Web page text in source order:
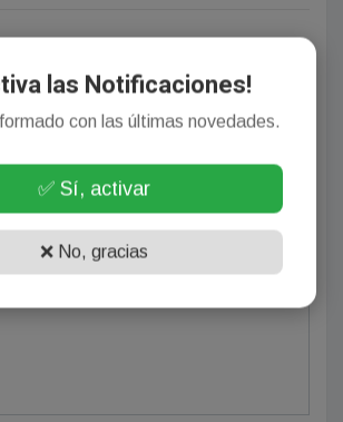
publicado)
las Notificaciones!
con las últimas novedades.
✅ Sí, activar
❌ No, gracias